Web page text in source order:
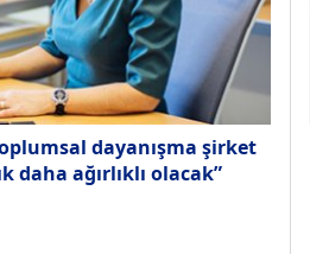
dayanışma şirket
ağırlıklı olacak”